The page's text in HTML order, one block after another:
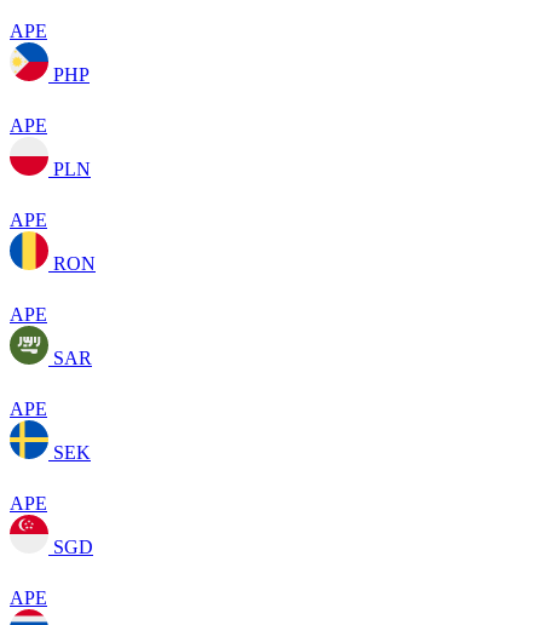
APE
PHP
APE
PLN
APE
RON
APE
SAR
APE
SEK
APE
SGD
APE